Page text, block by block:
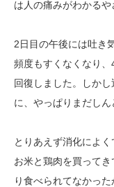
は人の痛みがわかるや
2日目の午後には吐き
頻度もすくなくなり
回復しました。しか
に、やっぱりまだしん
とりあえず消化によ
お米と鶏肉を買って
り食べられてなかっ